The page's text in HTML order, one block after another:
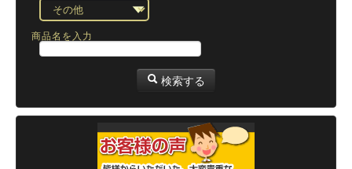
商品名を入力
検索する